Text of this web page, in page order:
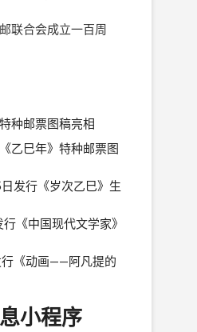
联合会成立一百周
种邮票图稿亮相
《乙巳年》特种邮票图
发行《岁次乙巳》生
《中国现代文学家》
《动画——阿凡提的
小程序